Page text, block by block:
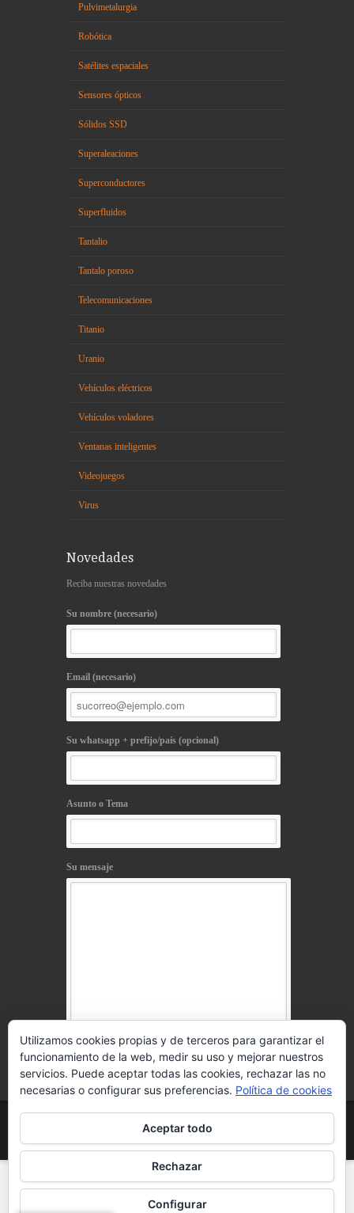
Pulvimetalurgia
Robótica
Satélites espaciales
Sensores ópticos
Sólidos SSD
Superaleaciones
Superconductores
Superfluidos
Tantalio
Tantalo poroso
Telecomunicaciones
Titanio
Uranio
Vehículos eléctricos
Vehículos voladores
Ventanas inteligentes
Videojuegos
Virus
Novedades
Reciba nuestras novedades
Su nombre (necesario)
Email (necesario)
Su whatsapp + prefijo/país (opcional)
Asunto o Tema
Su mensaje
Acepto lapolítica de privacidad
reservados
Aviso LegallPolítica de Cookies
Utilizamos cookies propias y de terceros para garantizar el
funcionamiento de la web, medir su uso y mejorar nuestros
servicios. Puede aceptar todas las cookies, rechazar las no
necesarias o configurar sus preferencias. Política de cookies
Aceptar todo
Rechazar
Configurar